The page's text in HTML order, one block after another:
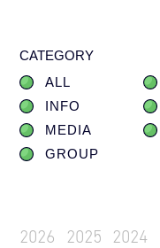
CATEGORY
ALL
INFO
MEDIA
GROUP
2026 2025 2024